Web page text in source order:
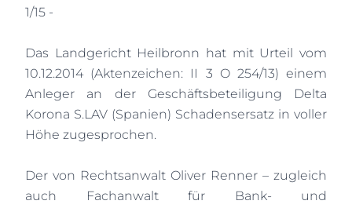
1/15 -
Das Landgericht Heilbronn hat mit Urteil vom
10.12.2014 (Aktenzeichen: II 3 O 254/13) einem
Anleger an der Geschäftsbeteiligung Delta
Korona S.LAV (Spanien) Schadensersatz in voller
Höhe zugesprochen.
Der von Rechtsanwalt Oliver Renner – zugleich
auch Fachanwalt für Bank- und